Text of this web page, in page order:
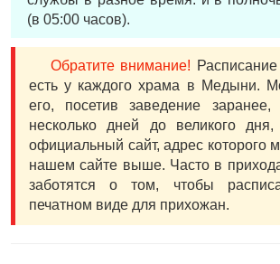
(в 05:00 часов).
Обратите внимание!
есть у каждого храма в Медыни.
его, посетив заведение
несколько дней до великого дня,
официальный сайт, адрес которого
нашем сайте выше. Часто в
заботятся о том, чтобы
печатном виде для прихожан.